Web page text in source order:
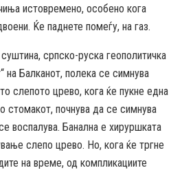
истовремено, особено кога
Ќе паднете помеѓу, на газ.
српско-руска геополитичка
на Балканот, полека се симнува
слепото црево, кога ќе пукне една
почнува да се симнува
воспалува. Банална е хируршката
слепо црево. Но, кога ќе тргне
на време, од компликациите